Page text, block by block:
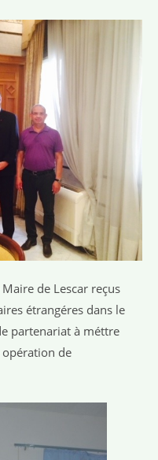
Maire de Lescar reçus
étrangéres dans le
partenariat à méttre
opération de